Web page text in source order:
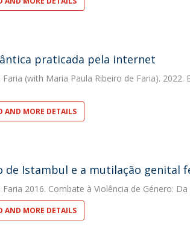
praticada pela internet
Faria (with Maria Paula Ribeiro de Faria).
AND MORE DETAILS
de Istambul e a mutilação genital
Faria 2016. Combate à Violência de Género:
AND MORE DETAILS